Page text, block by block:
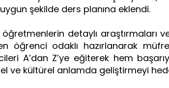
şekilde ders planına eklendi.
detaylı araştırmaları
öğrenci odaklı hazırlanarak
A’dan Z’ye eğiterek hem
ve kültürel anlamda geliştirmeyi